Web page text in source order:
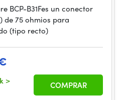
BCP-B31Fes un conector
de 75 ohmios para
(tipo recto)
>
COMPRAR